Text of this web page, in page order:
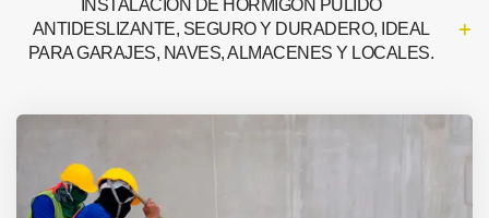
INSTALACIÓN DE HORMIGÓN PULIDO
ANTIDESLIZANTE, SEGURO Y DURADERO, IDEAL
PARA GARAJES, NAVES, ALMACENES Y LOCALES.